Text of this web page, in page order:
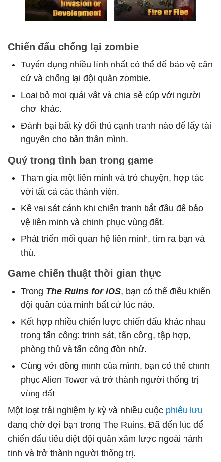
Chiến đấu chống lại zombie
Tuyển dụng nhiều lính nhất có thể để bảo vệ căn
cứ và chống lại đội quân zombie.
Loại bỏ mọi quái vật và chia sẻ cúp với người
chơi khác.
Đánh bại bất kỳ đối thủ cạnh tranh nào để lấy tài
nguyên cho bản thân mình.
Quý trọng tình bạn trong game
Tham gia một liên minh và trò chuyện, hợp tác
với tất cả các thành viên.
Kề vai sát cánh khi chiến tranh bắt đầu để bảo
vệ liên minh và chinh phục vùng đất.
Phát triển mối quan hệ liên minh, tìm ra bạn và
thù.
Game chiến thuật thời gian thực
Trong The Ruins for iOS, bạn có thể điều khiển
đội quân của mình bất cứ lúc nào.
Kết hợp nhiều chiến lược chiến đấu khác nhau
trong tấn công: trinh sát, tấn công, tập hợp,
phòng thủ và tấn công đòn nhử.
Cùng với đồng minh của mình, bạn có thể chinh
phục Alien Tower và trở thành người thống trị
vùng đất.
Một loạt trải nghiệm ly kỳ và nhiều cuộc phiêu lưu
đang chờ đợi bạn trong The Ruins. Đã đến lúc để
chiến đấu tiêu diệt đội quân xâm lược ngoài hành
tinh và trở thành người thống trị.